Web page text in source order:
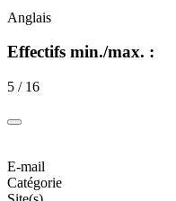
Anglais
Effectifs min./max. :
5 / 16
E-mail
Catégorie